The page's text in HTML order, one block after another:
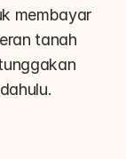
membayar
tanah